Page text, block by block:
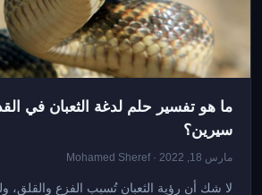
ما هو تفسير حلم لدغة الثعبان في
سيرين؟
مارس 18, 2022 · Mohamed Sheref
لا شك أن رؤية الثعبان تُسبب الفزع والقلق،